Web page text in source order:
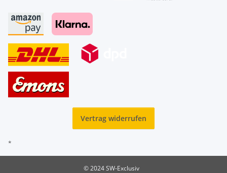
Vertrag widerrufen
*
© 2024 SW-Exclusiv